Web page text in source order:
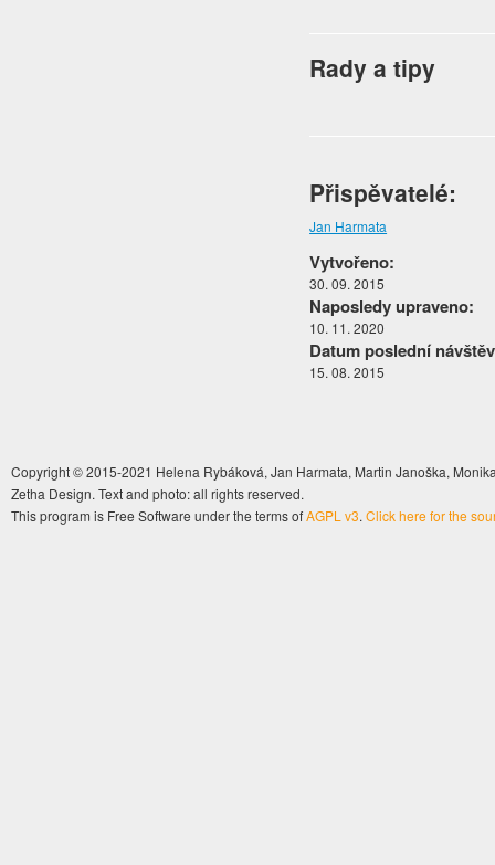
Rady a tipy
Přispěvatelé:
Jan Harmata
Vytvořeno:
30. 09. 2015
Naposledy upraveno:
10. 11. 2020
Datum poslední
15. 08. 2015
Copyright © 2015-2021 Helena Rybáková, Jan Harmata, Martin Janoška,
Zetha Design. Text and photo: all rights reserved.
This program is Free Software under the terms ofAGPL v3. Click here for the